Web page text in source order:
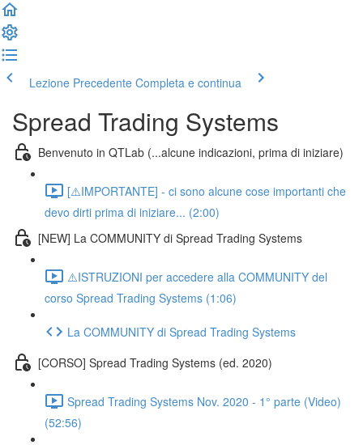
Lezione Precedente Completa e continua
Spread Trading Systems
Benvenuto in QTLab (...alcune indicazioni, prima di iniziare)
[⚠️IMPORTANTE] - ci sono alcune cose importanti che
devo dirti prima di iniziare... (2:00)
[NEW] La COMMUNITY di Spread Trading Systems
⚠️ISTRUZIONI per accedere alla COMMUNITY del
corso Spread Trading Systems (1:06)
La COMMUNITY di Spread Trading Systems
[CORSO] Spread Trading Systems (ed. 2020)
Spread Trading Systems Nov. 2020 - 1° parte (Video)
(52:56)